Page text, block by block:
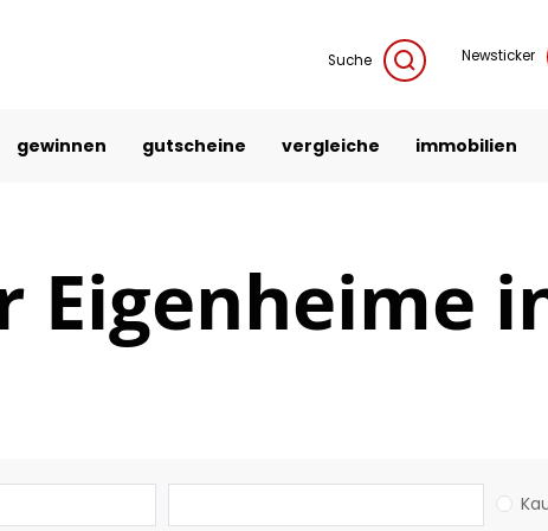
Suche Newsticker
gewinnen gutscheine vergleiche immobilien